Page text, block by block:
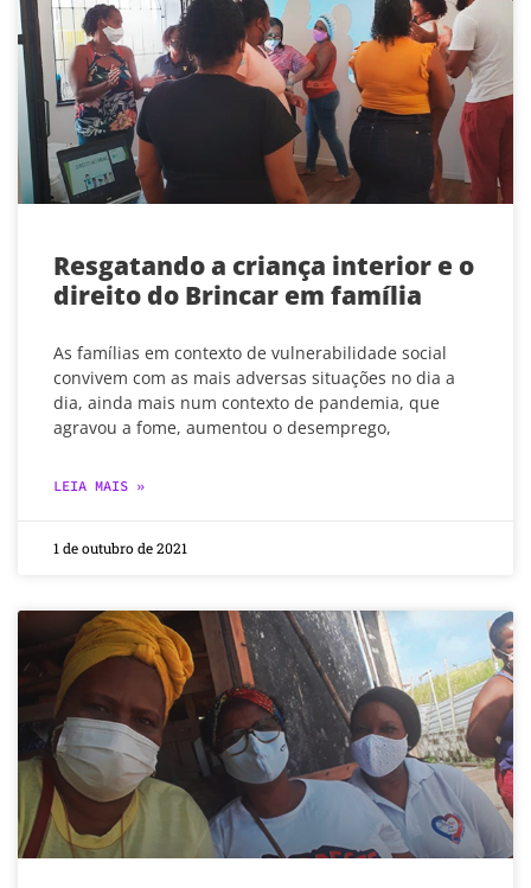
Resgatando a criança interior e o
direito do Brincar em família
As famílias em contexto de vulnerabilidade social
convivem com as mais adversas situações no dia a
dia, ainda mais num contexto de pandemia, que
agravou a fome, aumentou o desemprego,
LEIA MAIS »
1 de outubro de 2021